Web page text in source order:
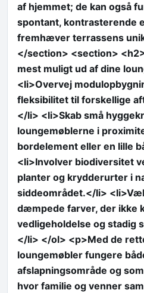
af hjemmet; de kan også
spontant, kontrasterende
fremhæver terrassens
</section> <section>
mest muligt ud af dine
<li>Overvej
fleksibilitet til forskellige
</li> <li>Skab små
loungemøblerne i
bordelement eller en lille
<li>Involver biodiversitet
planter og krydderurter i
siddeområdet.</li>
dæmpede farver, der ikke
vedligeholdelse og stadig
</li> </ol> <p>Med de
loungemøbler fungere
afslapningsområde og
hvor familie og venner